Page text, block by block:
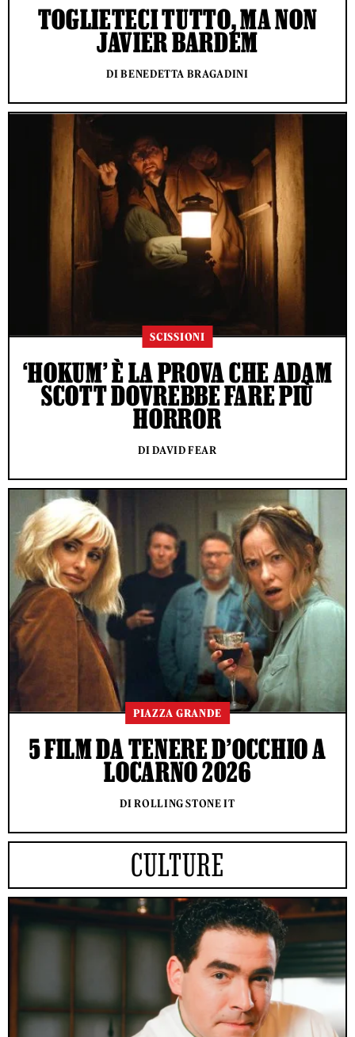
TOGLIETECI TUTTO, MA NON
JAVIER BARDEM
DI BENEDETTA BRAGADINI
SCISSIONI
‘HOKUM’ È LA PROVA CHE ADAM
SCOTT DOVREBBE FARE PIÙ
HORROR
DI DAVID FEAR
PIAZZA GRANDE
5 FILM DA TENERE D’OCCHIO A
LOCARNO 2026
DI ROLLING STONE IT
CULTURE